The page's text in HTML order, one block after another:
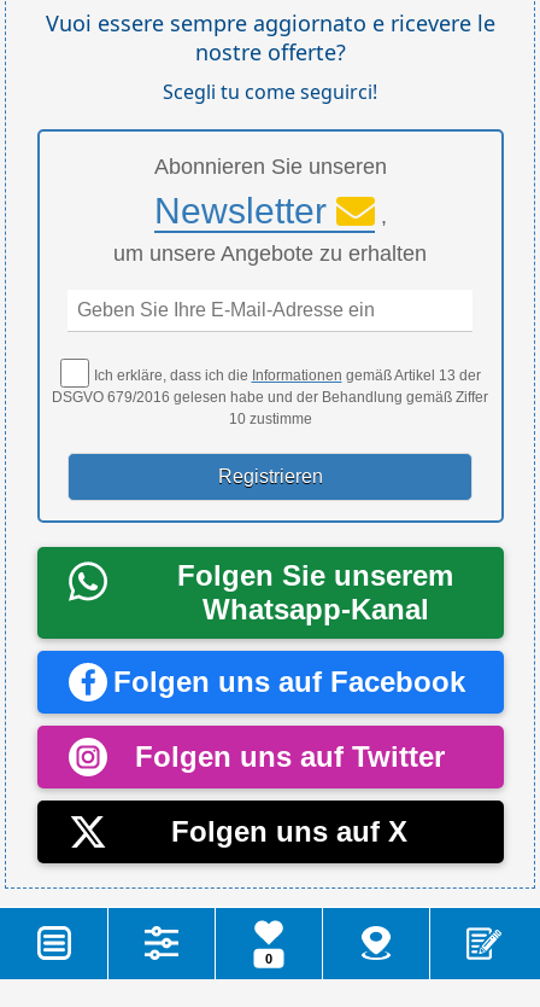
Vuoi essere sempre aggiornato e ricevere le
nostre offerte?
Scegli tu come seguirci!
Abonnieren Sie unseren
Newsletter
,
um unsere Angebote zu erhalten
Ich erkläre, dass ich die Informationen gemäß Artikel 13 der
DSGVO 679/2016 gelesen habe und der Behandlung gemäß Ziffer
10 zustimme
Folgen Sie unserem
Whatsapp-Kanal
Folgen uns auf Facebook
Folgen uns auf Twitter
Folgen uns auf X
�2026 - Camping.it - P.Iva 00980800676
0